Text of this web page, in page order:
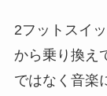
2フットスイ
から乗り換え
ではなく音楽